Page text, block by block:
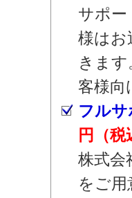
サポー
様はお
きま
客様向
フル
円（税
株式会
をご用